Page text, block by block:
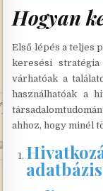
Hogyan
Első lépés a teljes
keresési
várhatóak a
használhatóak a
ahhoz, hogy minél